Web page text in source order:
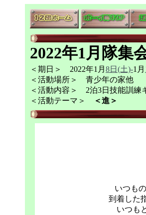
2022年1月隊集
＜期日＞ 2022年1月 8日(土)-1月
＜活動場所＞ 青少年の家他
＜活動内容＞ 2泊3日技能訓練
＜活動テーマ＞
＜進＞
いつも
到着した
いつも